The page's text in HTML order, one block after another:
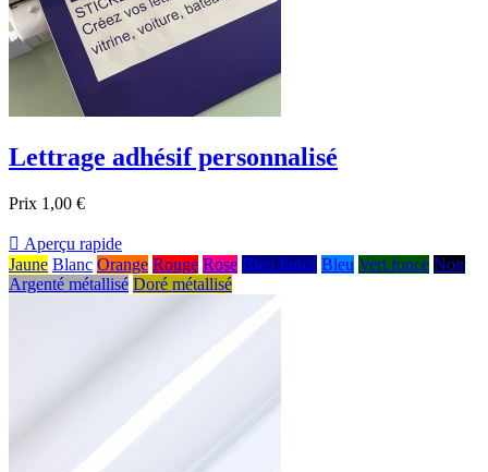
Lettrage adhésif personnalisé
Prix 1,00 €
 Aperçu rapide
Jaune Blanc Orange Rouge Rose Bleu foncé Bleu Vert fonce Noir
Argenté métallisé Doré métallisé